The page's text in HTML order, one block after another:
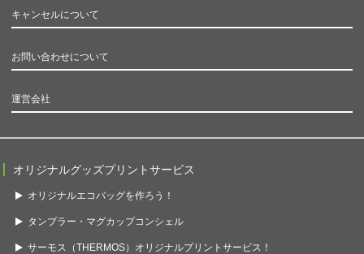
キャンセルについて
お問い合わせについて
運営会社
オリジナルグッズプリントサービス
オリジナルエコバッグを作ろう！
タンブラー・マグカップコンシェル
サーモス（THERMOS）オリジナルプリントサービス！